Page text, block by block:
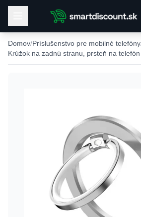
Domov Príslušenstvo pre mobilné telefóny
Krúžok na zadnú stranu, prsteň na telefón